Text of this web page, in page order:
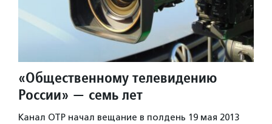
«Общественному телевидению
России» — семь лет
Канал ОТР начал вещание в полдень 19 мая 2013